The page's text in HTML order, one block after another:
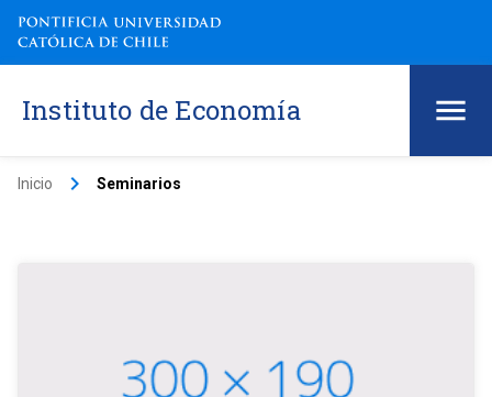
Instituto de Economía
Inicio keyboard_arrow_right Seminarios